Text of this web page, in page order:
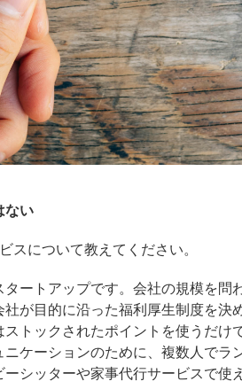
ない
について教えてください。
ートアップです。会社の規模を問
が目的に沿った福利厚生制度を決
トックされたポイントを使うだけ
ケーションのために、複数人でラ
シッターや家事代行サービスで使